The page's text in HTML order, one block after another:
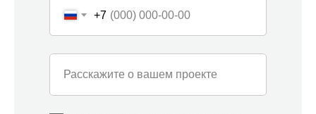
+7
Расскажите о вашем проекте